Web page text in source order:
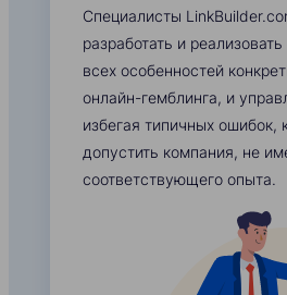
Специалисты
разработать и
всех особенностей
онлайн-гемблинга, и
избегая типичных ошибок,
допустить компания, не
соответствующего опыта.